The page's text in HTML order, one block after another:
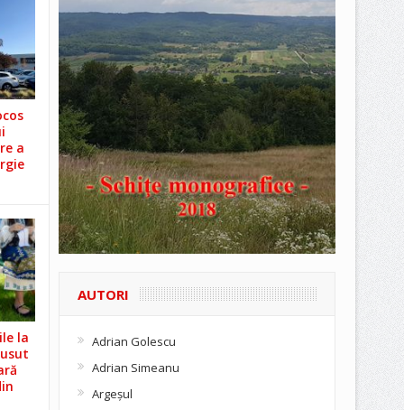
a
la
AUTORI
Adrian Golescu
Adrian Simeanu
Argeşul